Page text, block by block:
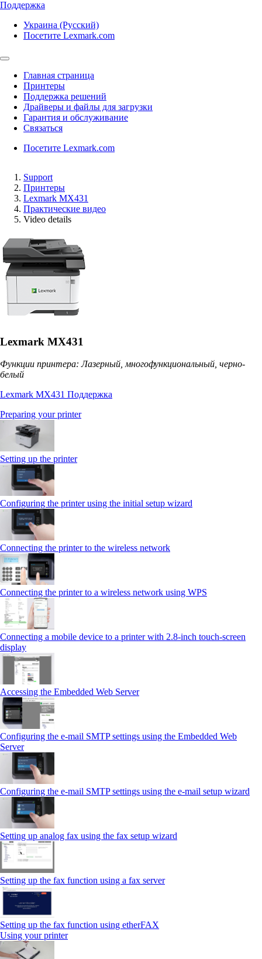
Поддержка
Украина (Русский)
Посетите Lexmark.com
Главная страница
Принтеры
Поддержка решений
Драйверы и файлы для загрузки
Гарантия и обслуживание
Связаться
Посетите Lexmark.com
Support
Принтеры
Lexmark MX431
Практические видео
Video details
Lexmark MX431
Функции принтера: Лазерный, многофункциональный, черно-
белый
Lexmark MX431 Поддержка
Preparing your printer
Setting up the printer
Configuring the printer using the initial setup wizard
Connecting the printer to the wireless network
Connecting the printer to a wireless network using WPS
Connecting a mobile device to a printer with 2.8‑inch touch‑screen
display
Accessing the Embedded Web Server
Configuring the e-mail SMTP settings using the Embedded Web
Server
Configuring the e-mail SMTP settings using the e‑mail setup wizard
Setting up analog fax using the fax setup wizard
Setting up the fax function using a fax server
Setting up the fax function using etherFAX
Using your printer